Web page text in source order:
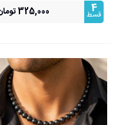
4
قسط 325,000 تومان